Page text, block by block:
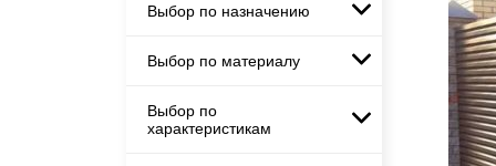
Заборы Жалюзи
Заборы и ограждения для детских
Заборы Ранчо
Заборы Классика
Заборы Жалюзи
Выбор по назначению
Заборы и ограждения для
Заборы для дачи
Выбор по материалу
Заборы с кирпичными столбами
Выбор по
характеристикам